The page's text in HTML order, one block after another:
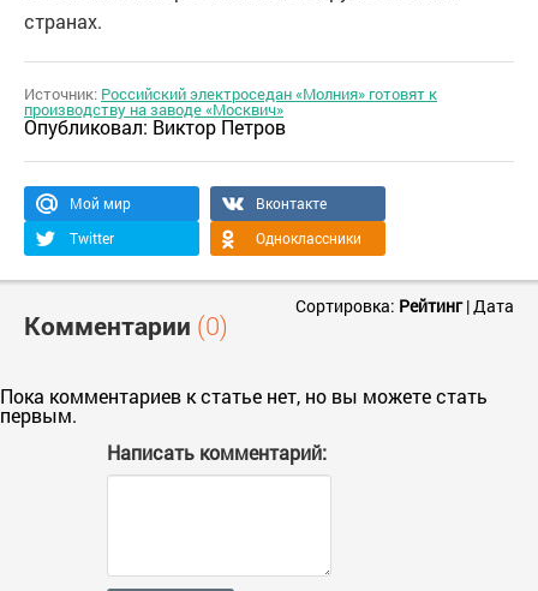
странах.
Источник: Российский электроседан «Молния» готовят к
производству на заводе «Москвич»
Опубликовал: Виктор Петров
Мой мир
Вконтакте
Twitter
Одноклассники
Комментарии (0)
Сортировка: Рейтинг|Дата
Пока комментариев к статье нет, но вы можете стать
первым.
Написать комментарий: